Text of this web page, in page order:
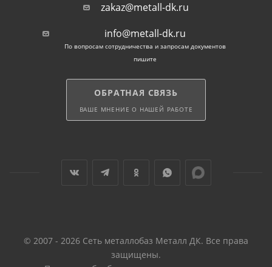
zakaz@metall-dk.ru
info@metall-dk.ru
По вопросам сотрудничества и запросам документов
пишите
ОБРАТНАЯ СВЯЗЬ
ВАШЕ МНЕНИЕ О НАШЕЙ РАБОТЕ
© 2007 - 2026 Сеть металлобаз Металл ДК. Все права
защищены.